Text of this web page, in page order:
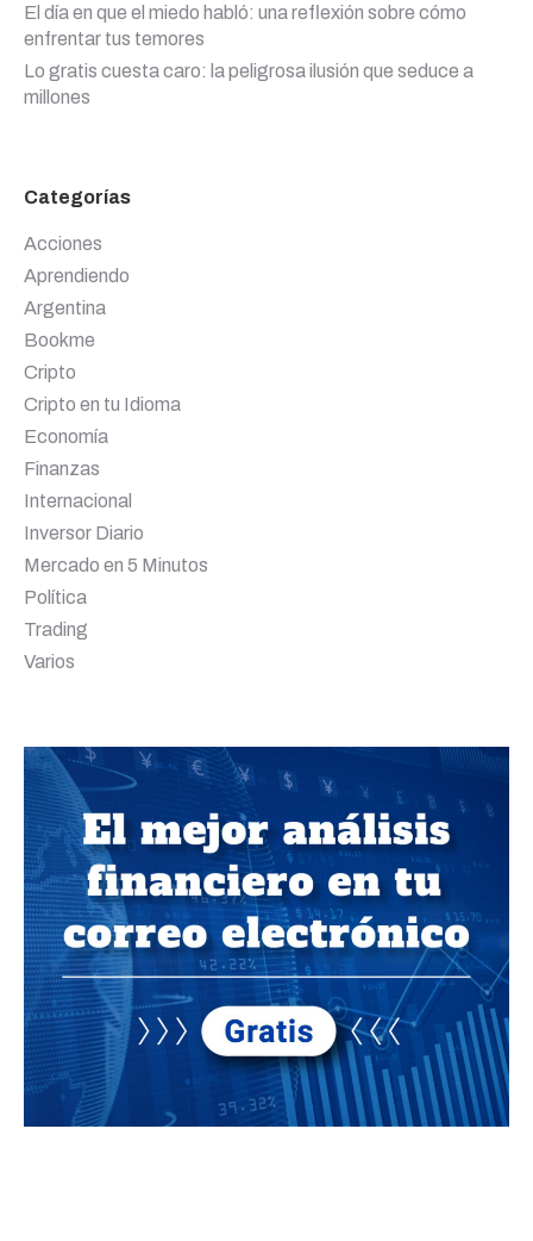
El día en que el miedo habló: una reflexión sobre cómo
enfrentar tus temores
Lo gratis cuesta caro: la peligrosa ilusión que seduce a
millones
Categorías
Acciones
Aprendiendo
Argentina
Bookme
Cripto
Cripto en tu Idioma
Economía
Finanzas
Internacional
Inversor Diario
Mercado en 5 Minutos
Política
Trading
Varios